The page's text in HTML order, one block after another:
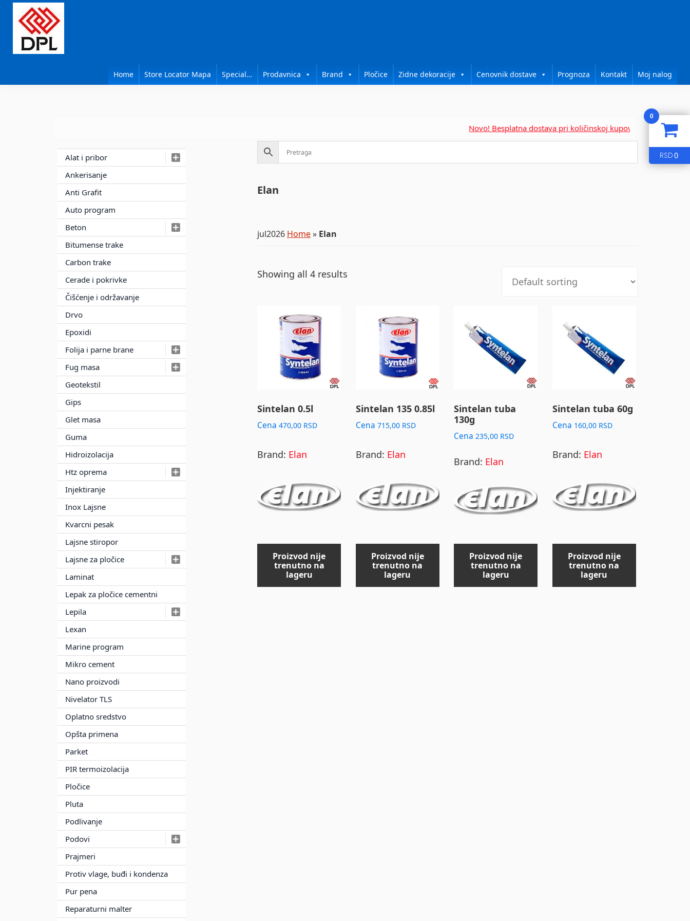
primary
navigation
main
content
primary
sidebar
Mapei
Home Store Locator Mapa Special… Prodavnica Brand Pločice Zidne dekoracije Cenovnik dostave Prognoza Kontakt Moj nalog
Novo! Besplatna dostava pri količinskoj kupovini za....
Elan
jul2026 Home» Elan
Showing all 4 results
Sintelan 0.5l
Cena 470,00 RSD
Brand: Elan
Proizvod nije
trenutno na
lageru
Sintelan 135 0.85l
Cena 715,00 RSD
Brand: Elan
Proizvod nije
trenutno na
lageru
Sintelan tuba
130g
Cena235,00 RSD
Brand: Elan
Proizvod nije
trenutno na
lageru
Sintelan tuba 60g
Cena 160,00 RSD
Brand: Elan
Proizvod nije
trenutno na
lageru
Primary
Sidebar
Alat i pribor
Ankerisanje
Anti Grafit
Auto program
Beton
Bitumense trake
Carbon trake
Cerade i pokrivke
Čišćenje i održavanje
Drvo
Epoxidi
Folija i parne brane
Fug masa
Geotekstil
Gips
Glet masa
Guma
Hidroizolacija
Htz oprema
Injektiranje
Inox Lajsne
Kvarcni pesak
Lajsne stiropor
Lajsne za pločice
Laminat
Lepak za pločice cementni
Lepila
Lexan
Marine program
Mikro cement
Nano proizvodi
Nivelator TLS
Oplatno sredstvo
Opšta primena
Parket
PIR termoizolacija
Pločice
Pluta
Podlivanje
Podovi
Prajmeri
Protiv vlage, buđi i kondenza
Pur pena
Reparaturni malter
0
RSD0